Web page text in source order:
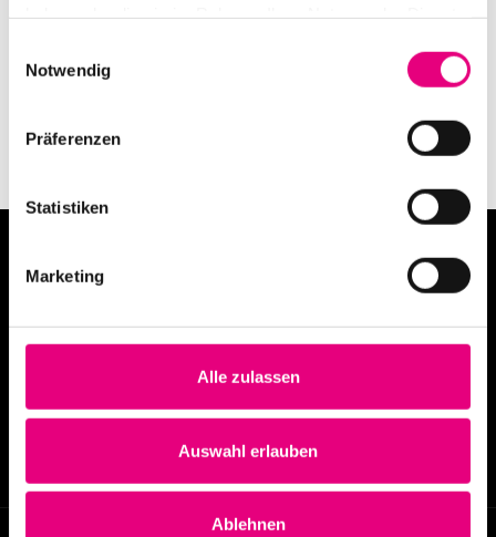
Notwendig
Präferenzen
Statistiken
Marketing
Alle zulassen
Auswahl erlauben
Ablehnen